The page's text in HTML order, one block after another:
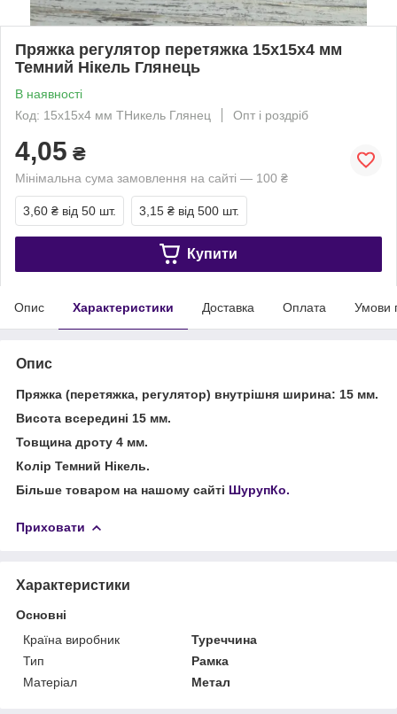
Пряжка регулятор перетяжка 15х15х4 мм
Темний Нікель Глянець
В наявності
Код: 15х15х4 мм ТНикель Глянец
Опт і роздріб
4,05 ₴
Мінімальна сума замовлення на сайті — 100 ₴
3,60 ₴ від 50 шт. 3,15 ₴ від 500 шт.
Купити
Опис Характеристики Доставка Оплата Умови
Опис
Пряжка (перетяжка, регулятор) внутрішня ширина: 15 мм.
Висота всередині 15 мм.
Товщина дроту 4 мм.
Колір Темний Нікель.
Більше товаром на нашому сайті ШурупКо.
Приховати
Характеристики
Основні
Країна виробник
Туреччина
Тип
Рамка
Матеріал
Метал